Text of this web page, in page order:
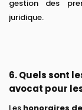
gestion des
juridique.
6. Quels sont
avocat pour